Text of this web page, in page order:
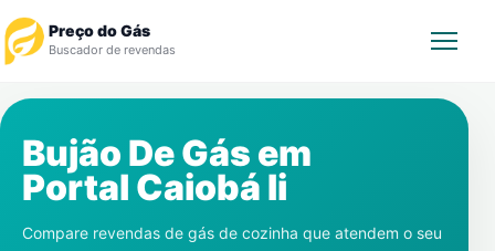
Preço do Gás
Buscador de revendas
Revendedor
Notícias
Bujão De Gás em
Portal Caiobá Ii
Compare revendas de gás de cozinha que atendem o seu